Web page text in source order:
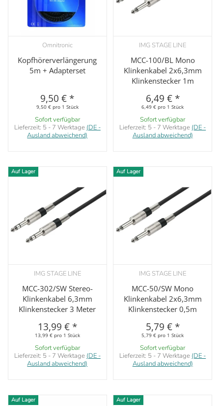
Omnitronic
Kopfhörerverlängerung
5m + Adapterset
9,50 € *
9,50 € pro 1 Stück
Sofort verfügbar
Lieferzeit: 5 - 7 Werktage (DE -
Ausland abweichend)
IMG STAGE LINE
MCC-100/BL Mono
Klinkenkabel 2x6,3mm
Klinkenstecker 1m
6,49 € *
6,49 € pro 1 Stück
Sofort verfügbar
Lieferzeit: 5 - 7 Werktage (DE -
Ausland abweichend)
Auf Lager
IMG STAGE LINE
MCC-302/SW Stereo-
Klinkenkabel 6,3mm
Klinkenstecker 3 Meter
13,99 € *
13,99 € pro 1 Stück
Sofort verfügbar
Lieferzeit: 5 - 7 Werktage (DE -
Ausland abweichend)
Auf Lager
IMG STAGE LINE
MCC-50/SW Mono
Klinkenkabel 2x6,3mm
Klinkenstecker 0,5m
5,79 € *
5,79 € pro 1 Stück
Sofort verfügbar
Lieferzeit: 5 - 7 Werktage (DE -
Ausland abweichend)
Auf Lager Auf Lager